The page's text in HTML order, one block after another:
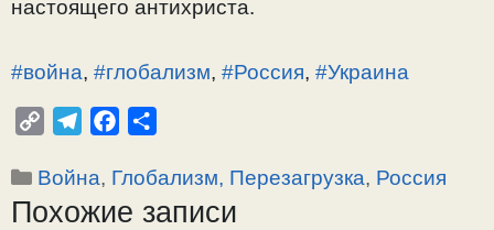
настоящего антихриста.
#война, #глобализм, #Россия, #Украина
p
y
l
e
c
e
п
р
Рубрики
Война, Глобализм, Перезагрузка, Россия
Похожие записи